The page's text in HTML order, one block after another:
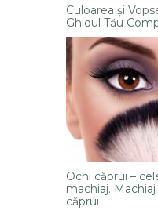
Culoarea și
Ghidul Tău
Ochi căprui –
machiaj.
căprui